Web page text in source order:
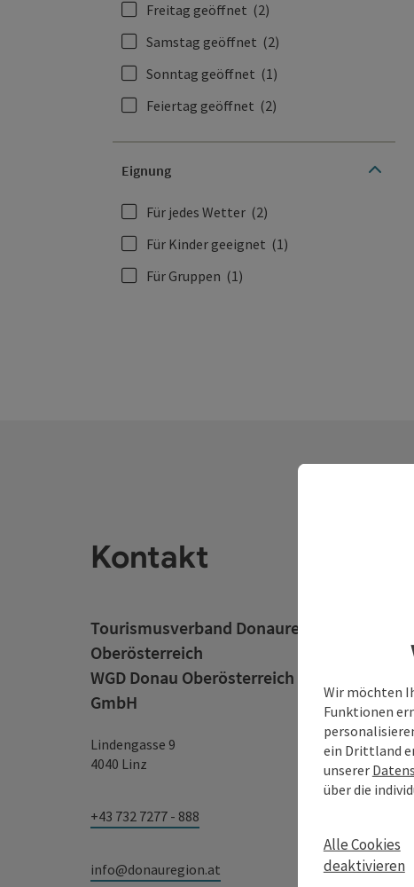
Freitag geöffnet (2)
Samstag geöffnet (2)
Sonntag geöffnet (1)
Feiertag geöffnet (2)
Eignung
Für jedes Wetter (2)
Für Kinder geeignet (1)
Für Gruppen (1)
Kontakt
Tourismusverband Donauregion
Oberösterreich
WGD Donau Oberösterreich Tourismus
GmbH
Lindengasse 9
4040 Linz
+43 732 7277 - 888
info@donauregion.at
Wir möchten
Funktionen
ein Drittland
unserer
über die
Alle Cookies
deaktivieren